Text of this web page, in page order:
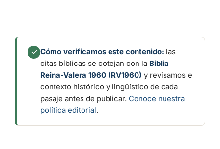
✓ Cómo verificamos este contenido: las
citas bíblicas se cotejan con la Biblia
Reina-Valera 1960 (RV1960) y revisamos el
contexto histórico y lingüístico de cada
pasaje antes de publicar. Conoce nuestra
política editorial.